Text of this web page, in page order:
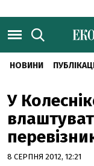
НОВИНИ
У
8 СЕРПНЯ 2012, 12:21